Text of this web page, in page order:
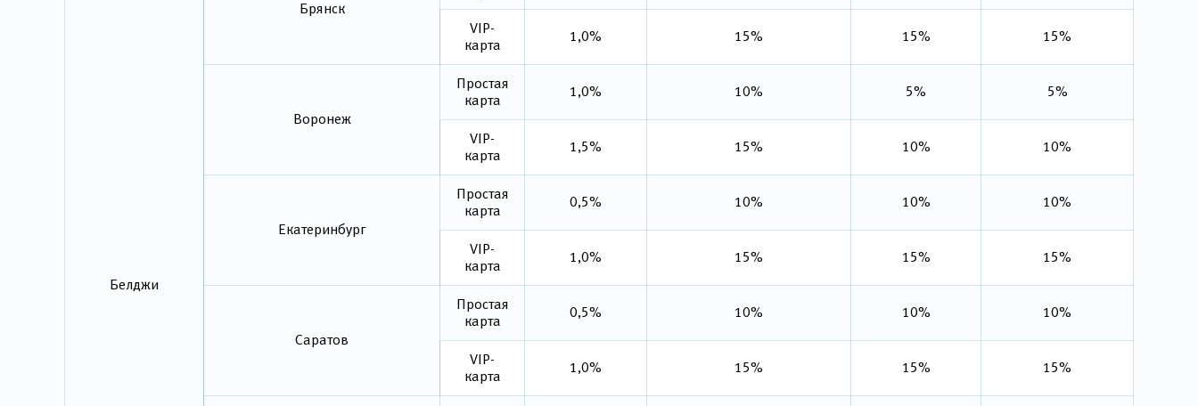
Белджи
Брянск
VIP-
карта
1,0% 15% 15% 15%
Воронеж
Простая
карта
1,0% 10% 5% 5%
VIP-
карта
1,5% 15% 10% 10%
Екатеринбург
Простая
карта
0,5% 10% 10% 10%
VIP-
карта
1,0% 15% 15% 15%
Саратов
Простая
карта
0,5% 10% 10% 10%
VIP-
карта
1,0% 15% 15% 15%